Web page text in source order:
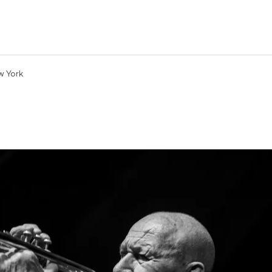
York